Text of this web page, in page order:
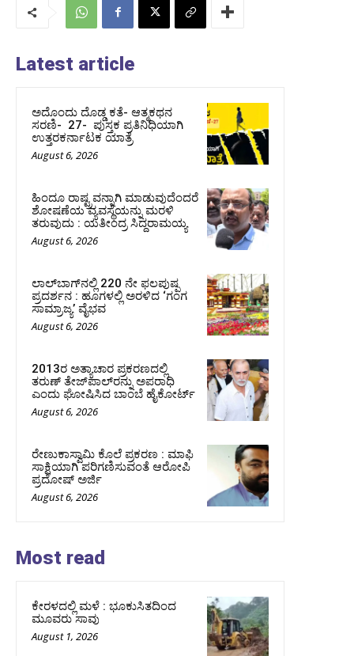
Latest article
ಅದೊಂದು ದೊಡ್ಡ ಕತೆ- ಆತ್ಮಕಥನ
ಸರಣಿ- 27- ಪುಸ್ತಕ ಪ್ರತಿನಿಧಿಯಾಗಿ
ಉತ್ತರಕರ್ನಾಟಕ ಯಾತ್ರೆ
August 6, 2026
ಹಿಂದೂ ರಾಷ್ಟ್ರವನ್ನಾಗಿ ಮಾಡುವುದೆಂದರೆ
ಶೋಷಣೆಯ ವ್ಯವಸ್ಥೆಯನ್ನು ಮರಳಿ
ತರುವುದು : ಯತೀಂದ್ರ ಸಿದ್ದರಾಮಯ್ಯ
August 6, 2026
ಲಾಲ್‍ಬಾಗ್‍ನಲ್ಲಿ 220 ನೇ ಫಲಪುಷ್ಪ
ಪ್ರದರ್ಶನ : ಹೂಗಳಲ್ಲಿ ಅರಳಿದ ‘ಗಂಗ
ಸಾಮ್ರಾಜ್ಯ’ ವೈಭವ
August 6, 2026
2013ರ ಅತ್ಯಾಚಾರ ಪ್ರಕರಣದಲ್ಲಿ
ತರುಣ್ ತೇಜ್‌ಪಾಲ್‌ರನ್ನು ಅಪರಾಧಿ
ಎಂದು ಘೋಷಿಸಿದ ಬಾಂಬೆ ಹೈಕೋರ್ಟ್
August 6, 2026
ರೇಣುಕಾಸ್ವಾಮಿ ಕೊಲೆ ಪ್ರಕರಣ : ಮಾಫಿ
ಸಾಕ್ಷಿಯಾಗಿ ಪರಿಗಣಿಸುವಂತೆ ಆರೋಪಿ
ಪ್ರದೋಷ್‌ ಅರ್ಜಿ
August 6, 2026
Most read
ಕೇರಳದಲ್ಲಿ ಮಳೆ : ಭೂಕುಸಿತದಿಂದ
ಮೂವರು ಸಾವು
August 1, 2026